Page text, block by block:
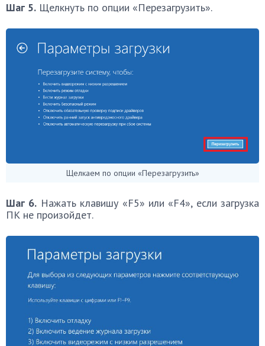
Шаг 5. Щелкнуть по опции «Перезагрузить».
Щелкаем по опции «Перезагрузить»
Шаг 6. Нажать клавишу «F5» или «F4», если загрузка
ПК не произойдет.